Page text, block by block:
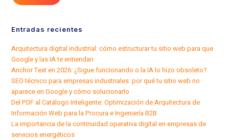
Entradas recientes
Arquitectura digital industrial: cómo estructurar tu sitio web para que
Google y las IA te entiendan
Anchor Text en 2026: ¿Sigue funcionando o la IA lo hizo obsoleto?
SEO técnico para empresas industriales: por qué tu sitio web no
aparece en Google y cómo solucionarlo
Del PDF al Catálogo Inteligente: Optimización de Arquitectura de
Información Web para la Procura e Ingeniería B2B
La importancia de la continuidad operativa digital en empresas de
servicios energéticos